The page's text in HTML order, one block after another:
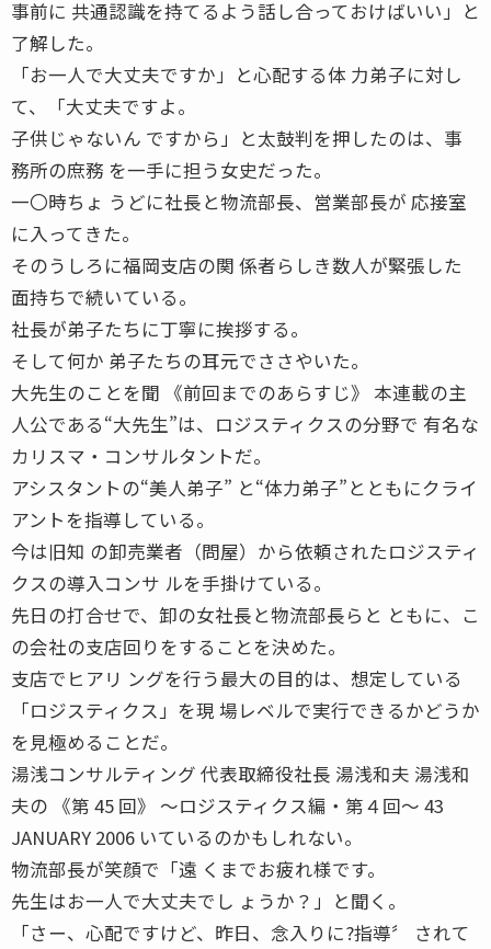
事前に 共通認識を持てるよう話し合っておけばいい」と
了解した。
「お一人で大丈夫ですか」と心配する体 力弟子に対し
て、「大丈夫ですよ。
子供じゃないん ですから」と太鼓判を押したのは、事
務所の庶務 を一手に担う女史だった。
一〇時ちょ うどに社長と物流部長、営業部長が 応接室
に入ってきた。
そのうしろに福岡支店の関 係者らしき数人が緊張した
面持ちで続いている。
社長が弟子たちに丁寧に挨拶する。
そして何か 弟子たちの耳元でささやいた。
大先生のことを聞 《前回までのあらすじ》 本連載の主
人公である“大先生”は、ロジスティクスの分野で 有名な
カリスマ・コンサルタントだ。
アシスタントの“美人弟子” と“体力弟子”とともにクライ
アントを指導している。
今は旧知 の卸売業者（問屋）から依頼されたロジスティ
クスの導入コンサ ルを手掛けている。
先日の打合せで、卸の女社長と物流部長らと ともに、こ
の会社の支店回りをすることを決めた。
支店でヒアリ ングを行う最大の目的は、想定している
「ロジスティクス」を現 場レベルで実行できるかどうか
を見極めることだ。
湯浅コンサルティング 代表取締役社長 湯浅和夫 湯浅和
夫の 《第 45 回》 〜ロジスティクス編・第４回〜 43
JANUARY 2006 いているのかもしれない。
物流部長が笑顔で「遠 くまでお疲れ様です。
先生はお一人で大丈夫でし ょうか？」と聞く。
「さー、心配ですけど、昨日、念入りに?指導〞 されて